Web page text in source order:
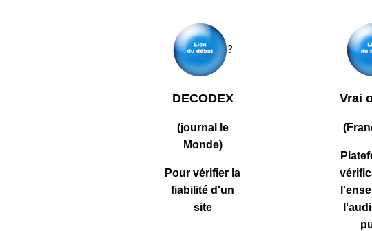
?
DECODEX
(journal le
Monde)
Pour vérifier la
fiabilité d'un
site
Vrai